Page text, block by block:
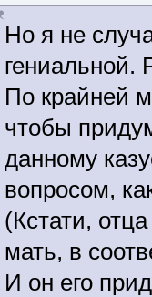
Но я не
гениальной.
По крайней
чтобы
данному
вопросом,
(Кстати,
мать, в
И он его